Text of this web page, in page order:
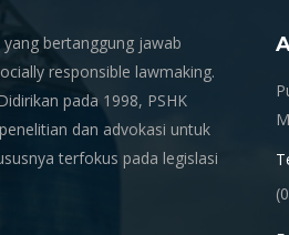
bertanggung jawab
responsible lawmaking.
pada 1998, PSHK
dan advokasi untuk
terfokus pada legislasi